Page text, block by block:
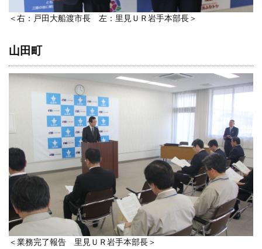
＜右：戸田大船渡市長 左：里見ＵＲ岩手本部長＞
山田町
＜業務完了報告 里見ＵＲ岩手本部長＞